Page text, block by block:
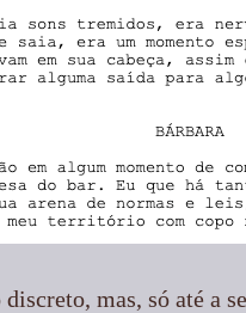
mas, só até a